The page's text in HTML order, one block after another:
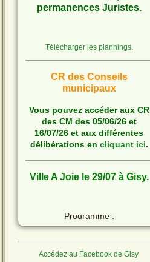
permanences Juristes.
Télécharger les plannings.
CR des Conseils
municipaux
Vous pouvez accéder aux CR
des CM des 05/06/26 et
16/07/26 et aux différentes
délibérations en cliquant ici.
Ville A Joie le 29/07 à Gisy.
Programme :
Accédez au Facebook de Gisy